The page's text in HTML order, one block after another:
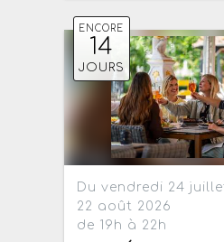
ENCORE
14
JOURS
Du vendredi 24
22 août 2026
de 19h à 22h